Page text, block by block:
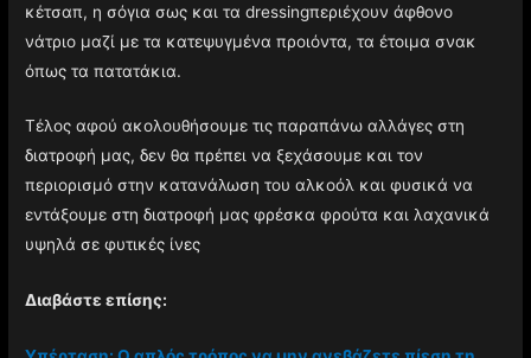
κέτσαπ, η σόγια σως και τα dressingπεριέχουν άφθονο
νάτριο μαζί με τα κατεψυγμένα προιόντα, τα έτοιμα σνακ
όπως τα πατατάκια.
Τέλος αφού ακολουθήσουμε τις παραπάνω αλλάγες στη
διατροφή μας, δεν θα πρέπει να ξεχάσουμε και τον
περιορισμό στην κατανάλωση του αλκοόλ και φυσικά να
εντάξουμε στη διατροφή μας φρέσκα φρούτα και λαχανικά
υψηλά σε φυτικές ίνες
Διαβάστε επίσης: